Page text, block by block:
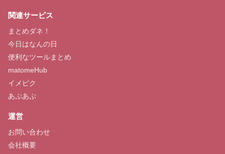
関連サービス
まとめダネ！
今日はなんの日
便利なツールまとめ
matomeHub
イメピク
あぷあぷ
運営
お問い合わせ
会社概要